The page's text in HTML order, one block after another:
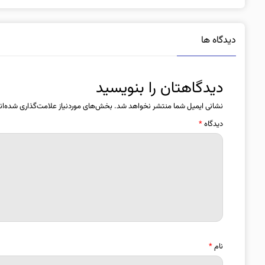
دیدگاه ها
دیدگاهتان را بنویسید
نشانی ایمیل شما منتشر نخواهد شد. بخش‌های موردنیاز علامت‌گذاری
دیدگاه*
نام*